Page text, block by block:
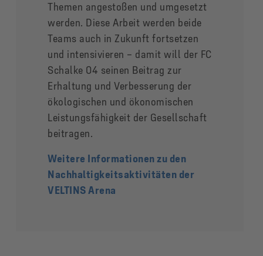
Themen angestoßen und umgesetzt
werden. Diese Arbeit werden beide
Teams auch in Zukunft fortsetzen
und intensivieren – damit will der FC
Schalke 04 seinen Beitrag zur
Erhaltung und Verbesserung der
ökologischen und ökonomischen
Leistungsfähigkeit der Gesellschaft
beitragen.
Weitere Informationen zu den
Nachhaltigkeitsaktivitäten der
VELTINS Arena